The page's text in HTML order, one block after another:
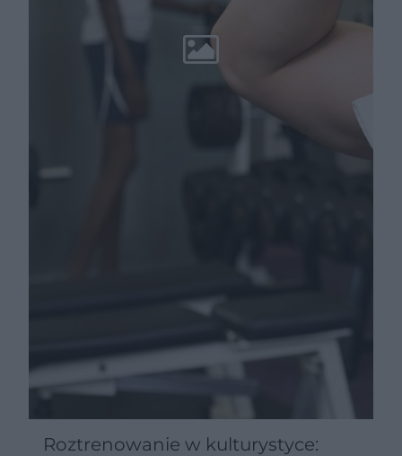
Roztrenowanie w kulturystyce: